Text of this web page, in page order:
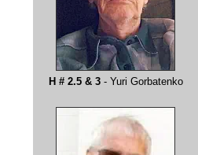
H # 2.5 & 3- Yuri Gorbatenko